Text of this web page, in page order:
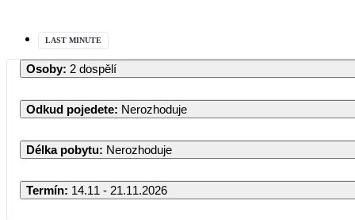
LAST MINUTE
Osoby: 2 dospělí
Odkud pojedete: Nerozhoduje
Délka pobytu: Nerozhoduje
Termín: 14.11 - 21.11.2026